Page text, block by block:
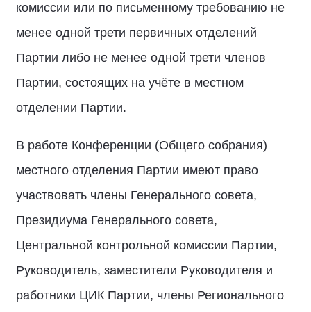
комиссии или по письменному требованию не
менее одной трети первичных отделений
Партии либо не менее одной трети членов
Партии, состоящих на учёте в местном
отделении Партии.
В работе Конференции (Общего собрания)
местного отделения Партии имеют право
участвовать члены Генерального совета,
Президиума Генерального совета,
Центральной контрольной комиссии Партии,
Руководитель, заместители Руководителя и
работники ЦИК Партии, члены Регионального